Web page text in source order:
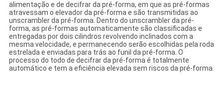
alimentação e de decifrar da pré-forma, em que as pré-formas
atravessam o elevador da pré-forma e são transmitidas ao
unscrambler da pré-forma. Dentro do unscrambler da pré-
forma, as pré-formas automaticamente são classificadas e
entregadas por dois cilindros revolvendo inclinados com a
mesma velocidade, e permanecendo serão escolhidas pela roda
estrelada e enviadas para trás ao funil da pré-forma. O
processo do todo de decifrar da pré-forma é totalmente
automático e tem a eficiência elevada sem riscos da pré-forma.